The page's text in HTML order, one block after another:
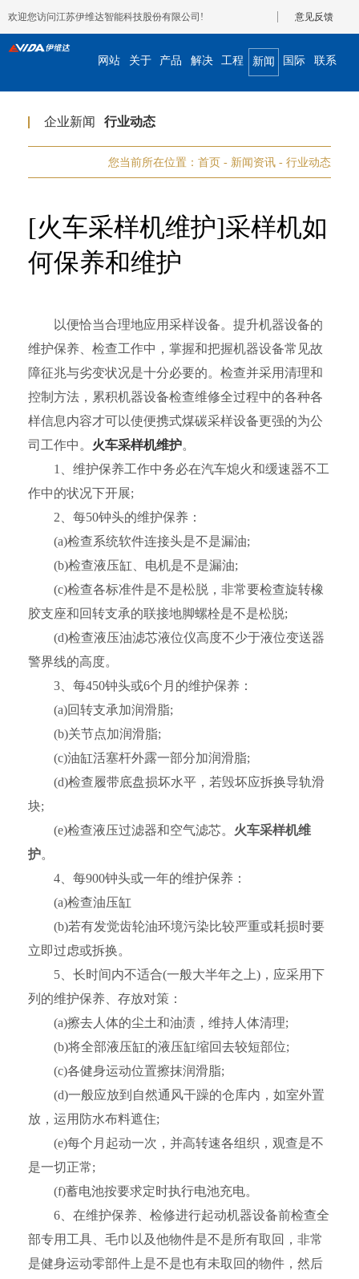
欢迎您访问江苏伊维达智能科技股份有限公司! 意见反馈
网站 关于 产品 解决 工程 新闻 国际 联系
企业新闻 行业动态
您当前所在位置： 首页 - 新闻资讯 - 行业动态
[火车采样机维护]采样机如
何保养和维护
以便恰当合理地应用采样设备。提升机器设备的
维护保养、检查工作中，掌握和把握机器设备常见故
障征兆与劣变状况是十分必要的。检查并采用清理和
控制方法，累积机器设备检查维修全过程中的各种各
样信息内容才可以使便携式煤碳采样设备更强的为公
司工作中。 火车采样机维护。
1、维护保养工作中务必在汽车熄火和缓速器不工
作中的状况下开展;
2、每50钟头的维护保养：
(a)检查系统软件连接头是不是漏油;
(b)检查液压缸、电机是不是漏油;
(c)检查各标准件是不是松脱，非常要检查旋转橡
胶支座和回转支承的联接地脚螺栓是不是松脱;
(d)检查液压油滤芯液位仪高度不少于液位变送器
警界线的高度。
3、每450钟头或6个月的维护保养：
(a)回转支承加润滑脂;
(b)关节点加润滑脂;
(c)油缸活塞杆外露一部分加润滑脂;
(d)检查履带底盘损坏水平，若毁坏应拆换导轨滑
块;
(e)检查液压过滤器和空气滤芯。 火车采样机维
护。
4、每900钟头或一年的维护保养：
(a)检查油压缸
(b)若有发觉齿轮油环境污染比较严重或耗损时要
立即过虑或拆换。
5、长时间内不适合(一般大半年之上)，应采用下
列的维护保养、存放对策：
(a)擦去人体的尘土和油渍，维持人体清理;
(b)将全部液压缸的液压缸缩回去较短部位;
(c)各健身运动位置擦抹润滑脂;
(d)一般应放到自然通风干躁的仓库内，如室外置
放，运用防水布料遮住;
(e)每个月起动一次，并高转速各组织，观查是不
是一切正常;
(f)蓄电池按要求定时执行电池充电。
6、在维护保养、检修进行起动机器设备前检查全
部专用工具、毛巾以及他物件是不是所有取回，非常
是健身运动零部件上是不是也有未取回的物件，然后